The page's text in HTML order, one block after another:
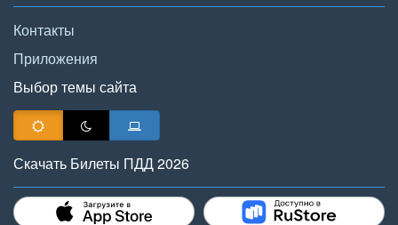
Контакты
Приложения
Выбор темы сайта
Скачать Билеты ПДД 2026